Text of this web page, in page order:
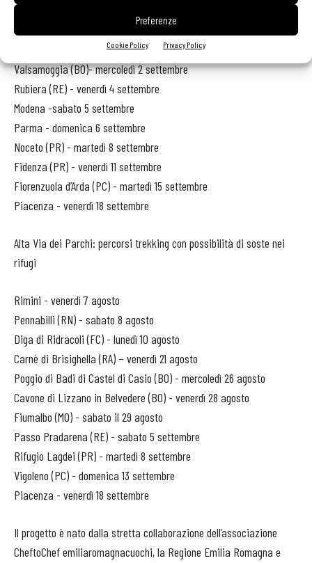
Preferenze
Cookie Policy Privacy Policy
Imola (BO) - giovedì 27 agosto
Reggio Emilia - venerdì 28 agosto
Bologna - martedì 1 settembre
Valsamoggia (BO)- mercoledì 2 settembre
Rubiera (RE) - venerdì 4 settembre
Modena -sabato 5 settembre
Parma - domenica 6 settembre
Noceto (PR) - martedì 8 settembre
Fidenza (PR) - venerdì 11 settembre
Fiorenzuola d’Arda (PC) - martedì 15 settembre
Piacenza - venerdì 18 settembre
Alta Via dei Parchi: percorsi trekking con possibilità di soste nei
rifugi
Rimini - venerdì 7 agosto
Pennabilli (RN) - sabato 8 agosto
Diga di Ridracoli (FC) - lunedì 10 agosto
Carnè di Brisighella (RA) – venerdì 21 agosto
Poggio di Badi di Castel di Casio (BO) - mercoledì 26 agosto
Cavone di Lizzano in Belvedere (BO) - venerdì 28 agosto
Fiumalbo (MO) - sabato il 29 agosto
Passo Pradarena (RE) - sabato 5 settembre
Rifugio Lagdei (PR) - martedì 8 settembre
Vigoleno (PC) - domenica 13 settembre
Piacenza - venerdì 18 settembre
Il progetto è nato dalla stretta collaborazione dell’associazione
CheftoChef emiliaromagnacuochi, la Regione Emilia Romagna e